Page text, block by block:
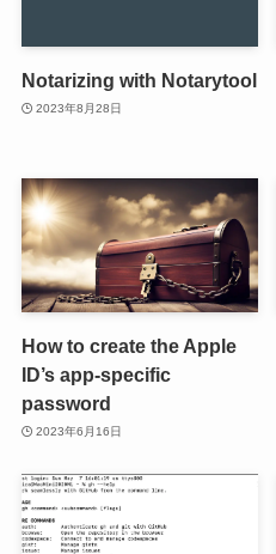
Notarizing with Notarytool
2023年8月28日
How to create the Apple
ID’s app-specific
password
2023年6月16日